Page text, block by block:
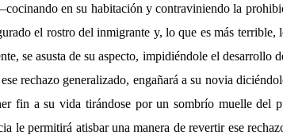
en su habitación y contraviniendo la
el rostro del inmigrante y, lo que es más terrible,
se asusta de su aspecto, impidiéndole el desarrollo
rechazo generalizado, engañará a su novia
fin a su vida tirándose por un sombrío muelle del
le permitirá atisbar una manera de revertir ese